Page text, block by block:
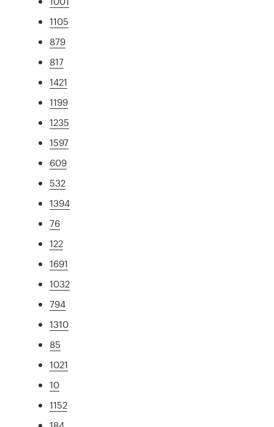
1105
879
817
1421
1199
1235
1597
609
532
1394
76
122
1691
1032
794
1310
85
1021
10
1152